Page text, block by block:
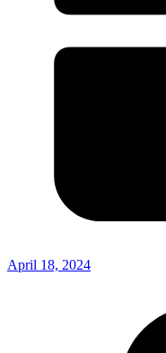
April 18, 2024